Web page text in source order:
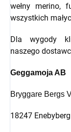
wełny merino,
wszystkich
Dla wygody
naszego
Geggamoja AB
Bryggare Bergs
18247